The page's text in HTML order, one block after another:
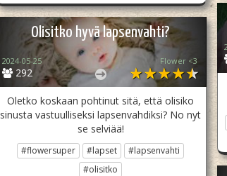
Olisitko hyvä lapsenvahti?
292
2024-05-25 Flower <3
Oletko koskaan pohtinut sitä, että olisiko
sinusta vastuulliseksi lapsenvahdiksi? No nyt
se selviää!
#flowersuper #lapset
#lapsenvahti
#olisitko